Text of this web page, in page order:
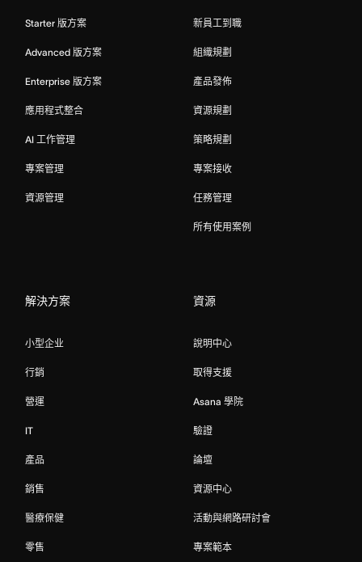
Starter 版方案
Advanced 版方案
Enterprise 版方案
應用程式整合
AI 工作管理
專案管理
資源管理
新員工到職
組織規劃
產品發佈
資源規劃
策略規劃
專案接收
任務管理
所有使用案例
解決方案
小型企业
行銷
營運
IT
產品
銷售
醫療保健
零售
資源
說明中心
取得支援
Asana 學院
驗證
論壇
資源中心
活動與網路研討會
專案範本